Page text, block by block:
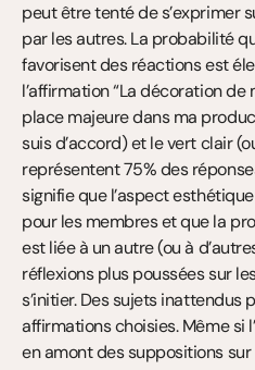
peut être tenté de s’exprimer
par les autres. La probabilité
favorisent des réactions est
l’affirmation “La décoration
place majeure dans ma
suis d’accord) et le vert clair
représentent 75% des
signifie que l’aspect
pour les membres et que la
est liée à un autre (ou à
réflexions plus poussées sur
s’initier. Des sujets inattendus
affirmations choisies. Même si
en amont des suppositions